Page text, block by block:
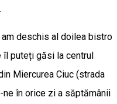
deschis al doilea bistro
îl puteți găsi la centrul
Miercurea Ciuc (strada
ne în orice zi a săptămânii